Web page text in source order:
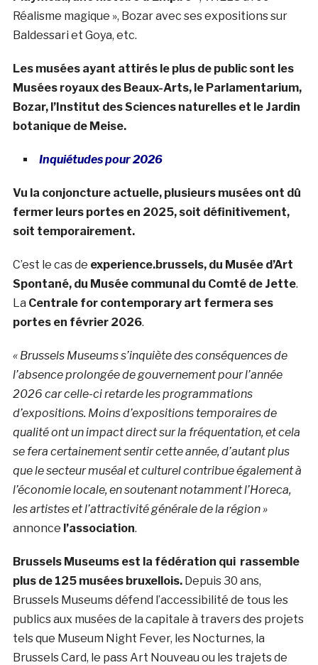
Réalisme magique », Bozar avec ses expositions sur
Baldessari et Goya, etc.
Les musées ayant attirés le plus de public sont les
Musées royaux des Beaux-Arts, le Parlamentarium,
Bozar, l’Institut des Sciences naturelles et le Jardin
botanique de Meise.
Inquiétudes pour 2026
Vu la conjoncture actuelle, plusieurs musées ont dû
fermer leurs portes en 2025, soit définitivement,
soit temporairement.
C’est le cas de experience.brussels, du Musée d’Art
Spontané, du Musée communal du Comté de Jette.
La Centrale for contemporary art fermera ses
portes en février 2026.
« Brussels Museums s’inquiète des conséquences de
l’absence prolongée de gouvernement pour l’année
2026 car celle-ci retarde les programmations
d’expositions. Moins d’expositions temporaires de
qualité ont un impact direct sur la fréquentation, et cela
se fera certainement sentir cette année, d’autant plus
que le secteur muséal et culturel contribue également à
l’économie locale, en soutenant notamment l’Horeca,
les artistes et l’attractivité générale de la région »
annonce l’association.
Brussels Museums est la fédération qui rassemble
plus de 125 musées bruxellois.Depuis 30 ans,
Brussels Museums défend l’accessibilité de tous les
publics aux musées de la capitale à travers des projets
tels que Museum Night Fever, les Nocturnes, la
Brussels Card, le pass Art Nouveau ou les trajets de